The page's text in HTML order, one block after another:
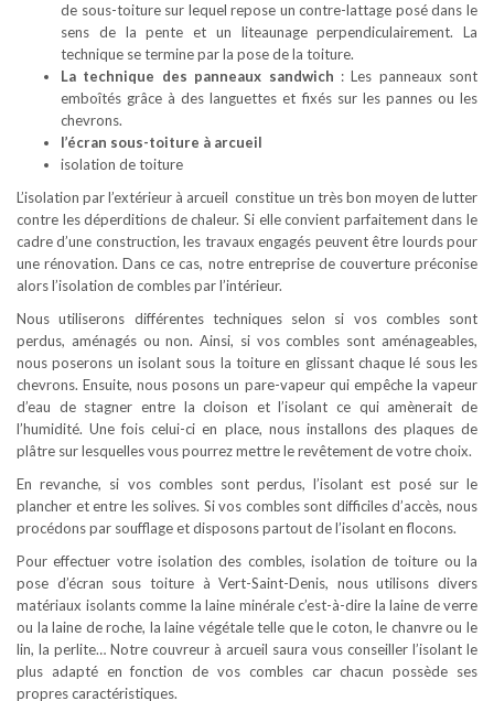
de sous-toiture sur lequel repose un contre-lattage posé dans le
sens de la pente et un liteaunage perpendiculairement. La
technique se termine par la pose de la toiture.
La technique des panneaux sandwich : Les panneaux sont
emboîtés grâce à des languettes et fixés sur les pannes ou les
chevrons.
l’écran sous-toiture à arcueil
isolation de toiture
L’isolation par l’extérieur à arcueil constitue un très bon moyen de lutter
contre les déperditions de chaleur. Si elle convient parfaitement dans le
cadre d’une construction, les travaux engagés peuvent être lourds pour
une rénovation. Dans ce cas, notre entreprise de couverture préconise
alors l’isolation de combles par l’intérieur.
Nous utiliserons différentes techniques selon si vos combles sont
perdus, aménagés ou non. Ainsi, si vos combles sont aménageables,
nous poserons un isolant sous la toiture en glissant chaque lé sous les
chevrons. Ensuite, nous posons un pare-vapeur qui empêche la vapeur
d’eau de stagner entre la cloison et l’isolant ce qui amènerait de
l’humidité. Une fois celui-ci en place, nous installons des plaques de
plâtre sur lesquelles vous pourrez mettre le revêtement de votre choix.
En revanche, si vos combles sont perdus, l’isolant est posé sur le
plancher et entre les solives. Si vos combles sont difficiles d’accès, nous
procédons par soufflage et disposons partout de l’isolant en flocons.
Pour effectuer votre isolation des combles, isolation de toiture ou la
pose d’écran sous toiture à Vert-Saint-Denis, nous utilisons divers
matériaux isolants comme la laine minérale c’est-à-dire la laine de verre
ou la laine de roche, la laine végétale telle que le coton, le chanvre ou le
lin, la perlite… Notre couvreur à arcueil saura vous conseiller l’isolant le
plus adapté en fonction de vos combles car chacun possède ses
propres caractéristiques.